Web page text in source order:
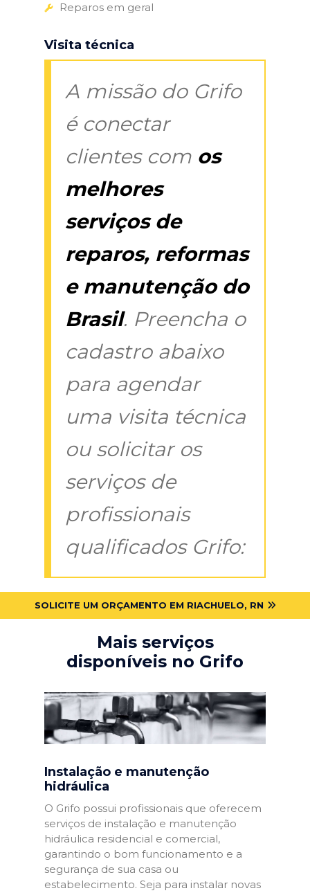
Reparos em geral
Visita técnica
A missão do Grifo
é conectar
clientes com os
melhores
serviços de
reparos, reformas
e manutenção do
Brasil. Preencha o
cadastro abaixo
para agendar
uma visita técnica
ou solicitar os
serviços de
profissionais
qualificados Grifo:
SOLICITE UM ORÇAMENTO EM RIACHUELO, RN
Mais serviços
disponíveis no Grifo
Instalação e manutenção
hidráulica
O Grifo possui profissionais que oferecem
serviços de instalação e manutenção
hidráulica residencial e comercial,
garantindo o bom funcionamento e a
segurança de sua casa ou
estabelecimento. Seja para instalar novas